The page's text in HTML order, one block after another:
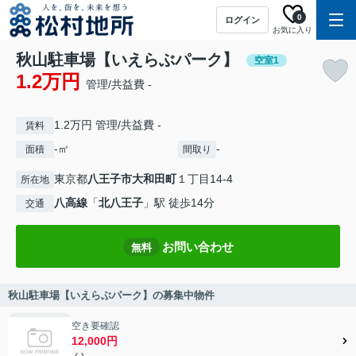
ログイン
お気に入り
0
秋山駐車場【いえらぶパーク】 空室1
1.2万円 管理/共益費 -
賃料 1.2万円 管理/共益費 -
面積 -㎡ 間取り -
所在地 東京都八王子市大和田町１丁目14-4
交通 八高線 「北八王子 」駅 徒歩14分
無料 お問い合わせ
秋山駐車場【いえらぶパーク】の募集中物件
空き要確認
12,000円